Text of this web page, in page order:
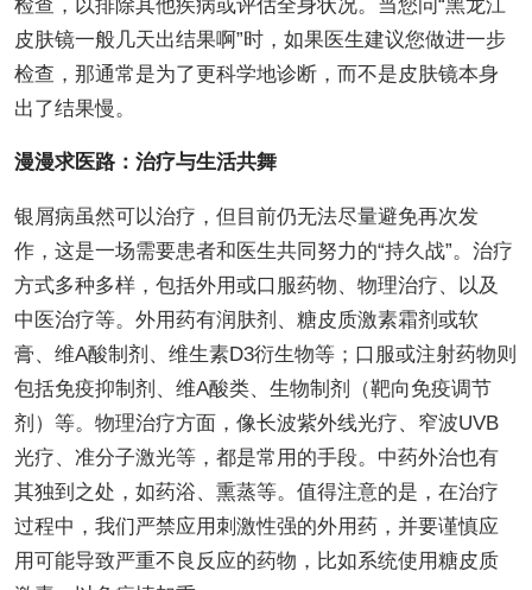
检查，以排除其他疾病或评估全身状况。当您问“黑龙江
皮肤镜一般几天出结果啊”时，如果医生建议您做进一步
检查，那通常是为了更科学地诊断，而不是皮肤镜本身
出了结果慢。
漫漫求医路：治疗与生活共舞
银屑病虽然可以治疗，但目前仍无法尽量避免再次发
作，这是一场需要患者和医生共同努力的“持久战”。治疗
方式多种多样，包括外用或口服药物、物理治疗、以及
中医治疗等。外用药有润肤剂、糖皮质激素霜剂或软
膏、维A酸制剂、维生素D3衍生物等；口服或注射药物则
包括免疫抑制剂、维A酸类、生物制剂（靶向免疫调节
剂）等。物理治疗方面，像长波紫外线光疗、窄波UVB
光疗、准分子激光等，都是常用的手段。中药外治也有
其独到之处，如药浴、熏蒸等。值得注意的是，在治疗
过程中，我们严禁应用刺激性强的外用药，并要谨慎应
用可能导致严重不良反应的药物，比如系统使用糖皮质